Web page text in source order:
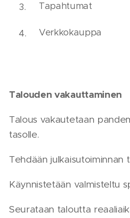
Tapahtumat
Verkkokauppa
Talouden vakauttaminen
Talous vakautetaan
tasolle.
Tehdään julkaisutoiminnan
Käynnistetään valmisteltu
Seurataan taloutta